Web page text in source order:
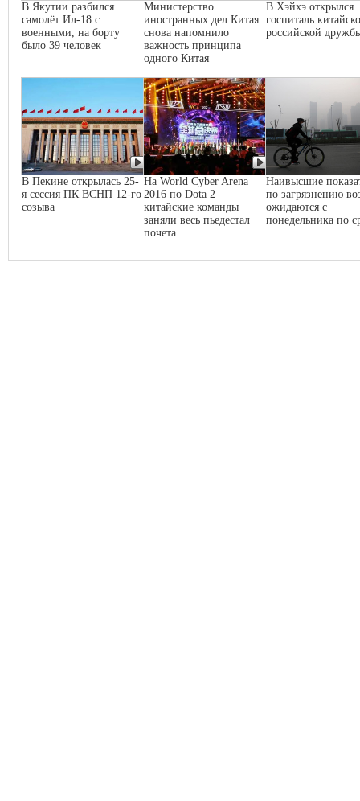
В Якутии разбился
самолёт Ил-18 с
военными, на борту
было 39 человек
Министерство
иностранных дел Китая
снова напомнило
важность принципа
одного Китая
В Хэйхэ открылся
госпиталь
российской
В Пекине открылась 25-
я сессия ПК ВСНП 12-го
созыва
На World Cyber Arena
2016 по Dota 2
китайские команды
заняли весь пьедестал
почета
Наивысшие
по загрязнению
ожидаются с
понедельника по